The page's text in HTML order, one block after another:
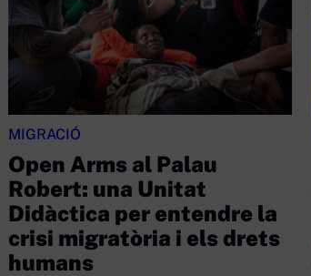
MIGRACIÓ
Open Arms al Palau
Robert: una Unitat
Didàctica per entendre la
crisi migratòria i els drets
humans